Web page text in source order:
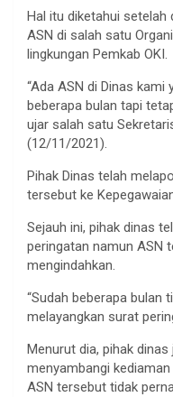
Hal itu diketahui setelah
ASN di salah satu
lingkungan Pemkab OKI.
“Ada ASN di Dinas
beberapa bulan tapi
ujar salah satu
(12/11/2021).
Pihak Dinas telah
tersebut ke
Sejauh ini, pihak dinas
peringatan namun ASN
mengindahkan.
“Sudah beberapa bulan
melayangkan surat
Menurut dia, pihak
menyambangi
ASN tersebut tidak